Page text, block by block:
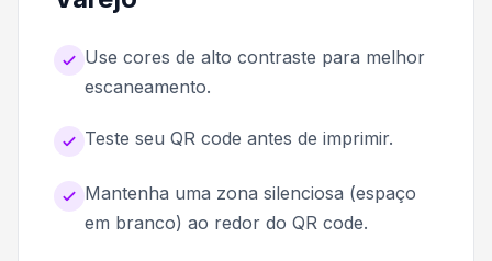
Use cores de alto contraste para melhor
escaneamento.
Teste seu QR code antes de imprimir.
Mantenha uma zona silenciosa (espaço
em branco) ao redor do QR code.